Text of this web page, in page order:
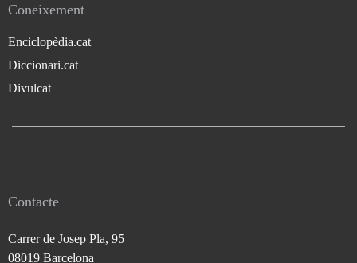
Coneixement
Enciclopèdia.cat
Diccionari.cat
Divulcat
Contacte
Carrer de Josep Pla, 95
08019 Barcelona